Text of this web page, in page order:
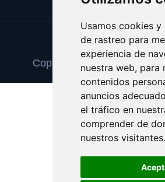
Usamos cookies
de rastreo para
experiencia de
nuestra web, para
contenidos
anuncios
el tráfico en
comprender de
nuestros visitantes.
Update cookies
Copyright © 2025